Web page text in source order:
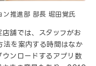
推進部 部長 堀田覚氏
舗では、スタッフがお
を案内する時間はなか
ンロードするアプリ数